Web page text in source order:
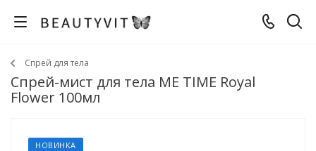
Спрей для тела
Спрей-мист для тела ME TIME Royal
Flower 100мл
НОВИНКА